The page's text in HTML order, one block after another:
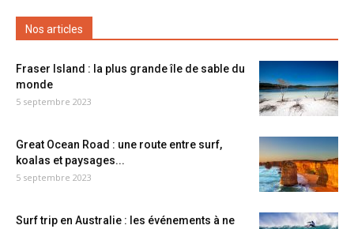
Nos articles
Fraser Island : la plus grande île de sable du
monde
5 septembre 2023
Great Ocean Road : une route entre surf,
koalas et paysages...
5 septembre 2023
Surf trip en Australie : les événements à ne